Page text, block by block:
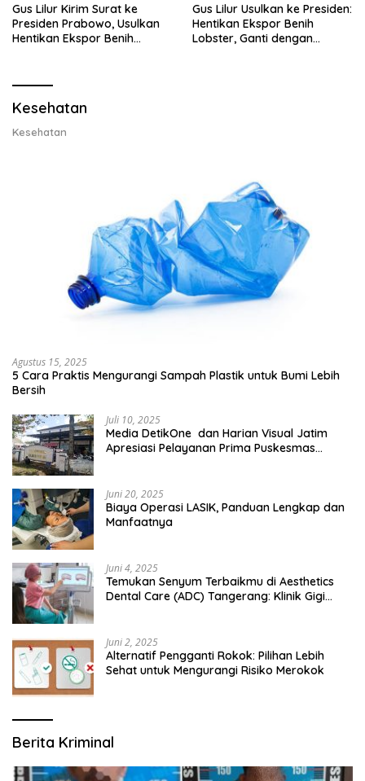
Gus Lilur Kirim Surat ke
Presiden Prabowo, Usulkan
Hentikan Ekspor Benih
Gus Lilur Usulkan ke Presiden:
Hentikan Ekspor Benih
Lobster, Ganti dengan
Kesehatan
Kesehatan
Agustus 15, 2025
5 Cara Praktis Mengurangi Sampah Plastik untuk Bumi Lebih
Bersih
Juli 10, 2025
Media DetikOne dan Harian Visual Jatim
Apresiasi Pelayanan Prima Puskesmas
Juni 20, 2025
Biaya Operasi LASIK, Panduan Lengkap dan
Manfaatnya
Juni 4, 2025
Temukan Senyum Terbaikmu di Aesthetics
Dental Care (ADC) Tangerang: Klinik Gigi
Juni 2, 2025
Alternatif Pengganti Rokok: Pilihan Lebih
Sehat untuk Mengurangi Risiko Merokok
Berita Kriminal